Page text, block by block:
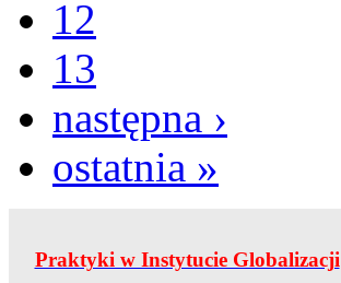
12
13
następna ›
ostatnia »
Praktyki w Instytucie Globalizacji